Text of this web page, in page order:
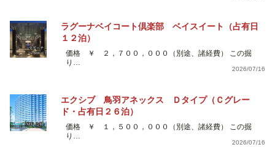
ラグーナベイコート倶楽部 ベイスイート（占有日
１２泊）
価格 ￥ ２，７００，０００（別途、諸経費） この掘
り…
2026/07/16
エクシブ 鳥羽アネックス Ｄタイプ（Ｃグレー
ド・占有日２６泊）
価格 ￥ １，５００，０００（別途、諸経費） この掘
り…
2026/07/16